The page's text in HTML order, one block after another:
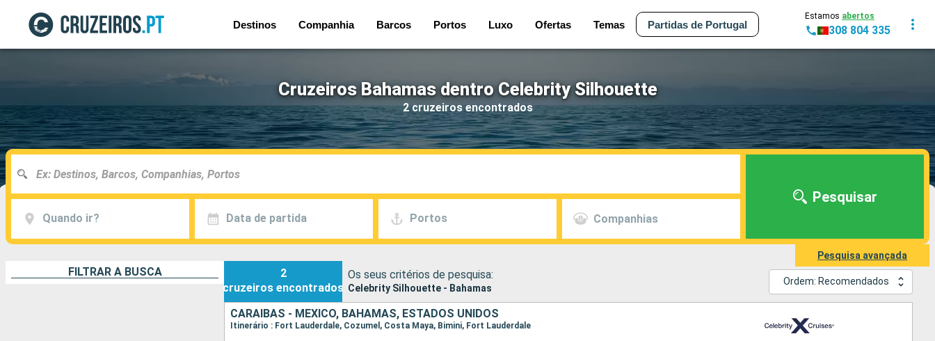
Destinos Companhia Barcos Portos Luxo Ofertas Temas Partidas de Portugal
Estamos abertos
308 804 335
Cruzeiros Bahamas dentro Celebrity Silhouette
2 cruzeiros encontrados
Quando ir? Data de partida Portos Companhias
Pesquisar
Pesquisa avançada
FILTRAR A BUSCA
2
cruzeiros encontrados
Os seus critérios de pesquisa:
Celebrity Silhouette - Bahamas
Ordem: Recomendados
CARAIBAS - MEXICO, BAHAMAS, ESTADOS UNIDOS
Itinerário : Fort Lauderdale, Cozumel, Costa Maya, Bimini, Fort Lauderdale